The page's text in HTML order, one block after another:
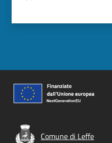
Comune di Leffe